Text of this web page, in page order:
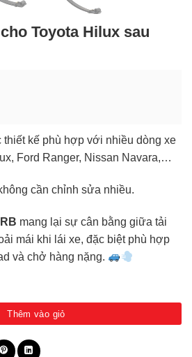
Toyota Hilux sau
kế phù hợp với nhiều dòng xe
Ford Ranger, Nissan Navara,…
cần chỉnh sửa nhiều.
mang lại sự cân bằng giữa tải
mái khi lái xe, đặc biệt phù hợp
và chở hàng nặng.
Hilux sau 2015 số lượng
Thêm vào giỏ